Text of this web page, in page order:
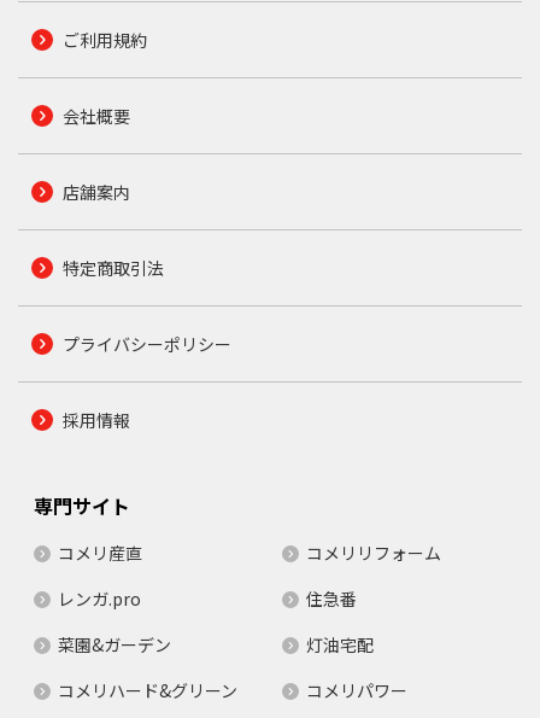
ご利用規約
会社概要
店舗案内
特定商取引法
プライバシーポリシー
採用情報
専門サイト
コメリ産直
コメリリフォーム
レンガ.pro
住急番
菜園&ガーデン
灯油宅配
コメリハード&グリーン
コメリパワー